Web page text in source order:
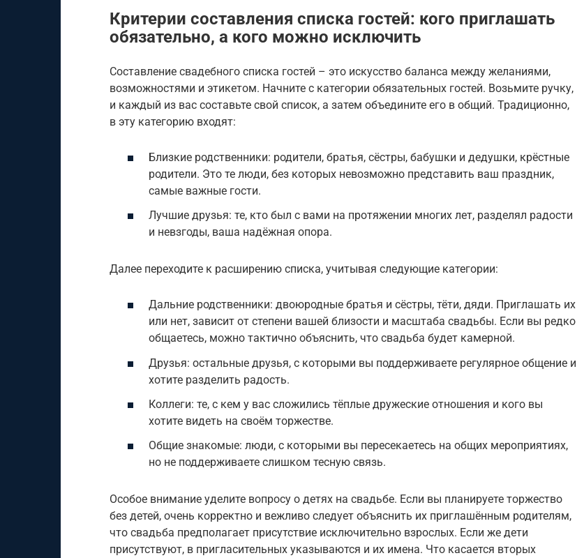
Критерии составления списка гостей: кого приглашать
обязательно, а кого можно исключить
Составление свадебного списка гостей – это искусство баланса между желаниями,
возможностями и этикетом. Начните с категории обязательных гостей. Возьмите ручку,
и каждый из вас составьте свой список, а затем объедините его в общий. Традиционно,
в эту категорию входят:
Близкие родственники: родители, братья, сёстры, бабушки и дедушки, крёстные
родители. Это те люди, без которых невозможно представить ваш праздник,
самые важные гости.
Лучшие друзья: те, кто был с вами на протяжении многих лет, разделял радости
и невзгоды, ваша надёжная опора.
Далее переходите к расширению списка, учитывая следующие категории:
Дальние родственники: двоюродные братья и сёстры, тёти, дяди. Приглашать их
или нет, зависит от степени вашей близости и масштаба свадьбы. Если вы редко
общаетесь, можно тактично объяснить, что свадьба будет камерной.
Друзья: остальные друзья, с которыми вы поддерживаете регулярное общение и
хотите разделить радость.
Коллеги: те, с кем у вас сложились тёплые дружеские отношения и кого вы
хотите видеть на своём торжестве.
Общие знакомые: люди, с которыми вы пересекаетесь на общих мероприятиях,
но не поддерживаете слишком тесную связь.
Особое внимание уделите вопросу о детях на свадьбе. Если вы планируете торжество
без детей, очень корректно и вежливо следует объяснить их приглашённым родителям,
что свадьба предполагает присутствие исключительно взрослых. Если же дети
присутствуют, в пригласительных указываются и их имена. Что касается вторых